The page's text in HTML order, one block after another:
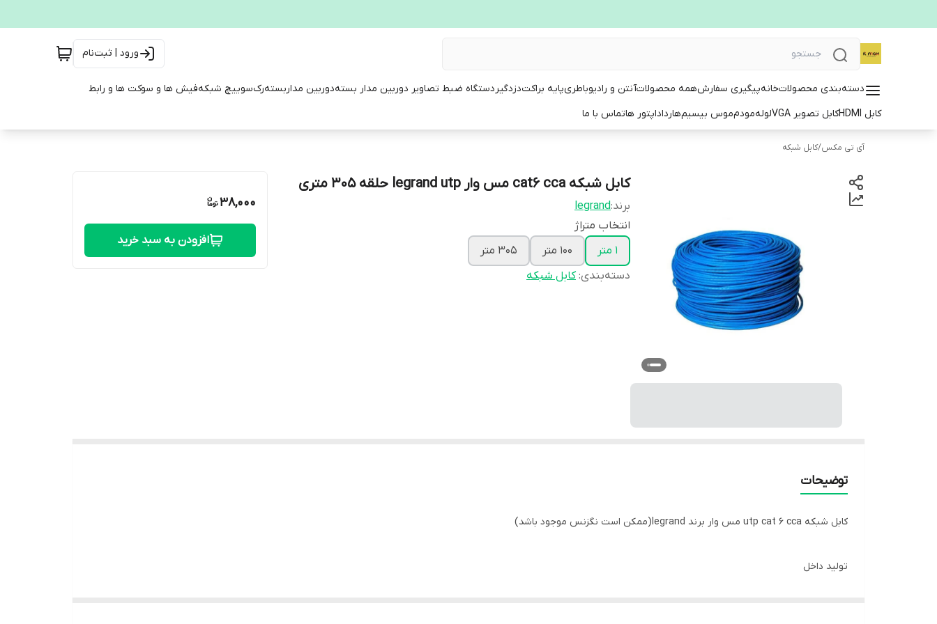
ورود | ثبت‌نام
دسته‌بندی محصولاتخانهپیگیری سفارشهمه محصولاتآنتن و رادیوباطریپایه براکتدزدگیردستگاه ضبط تصاویر دوربین مدار بستهدوربین مداربستهرکسوییچ شبکهفیش ها و سوکت ها و رابط
کابل HDMI
کابل تصویر VGA لولهمودمموس بیسیمهارداداپتور هاتماس با ما
آی تی مکس/کابل شبکه
کابل شبکه cat6 cca مس وار legrand utp حلقه 305 متری
برند:legrand
انتخاب متراژ
1 متر
100 متر
305 متر
دسته‌بندی:کابل شبکه
38,000
افزودن به سبد خرید
توضیحات
کابل شبکه utp cat 6 cca مس وار برند legrand(ممکن است نگزنس موجود باشد)
تولید داخل